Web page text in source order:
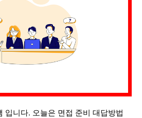
입니다. 오늘은 면접 준비 대답방법